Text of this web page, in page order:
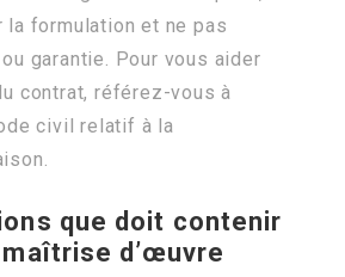
la formulation et ne pas
garantie. Pour vous aider
contrat, référez-vous à
civil relatif à la
que doit contenir
d’œuvre